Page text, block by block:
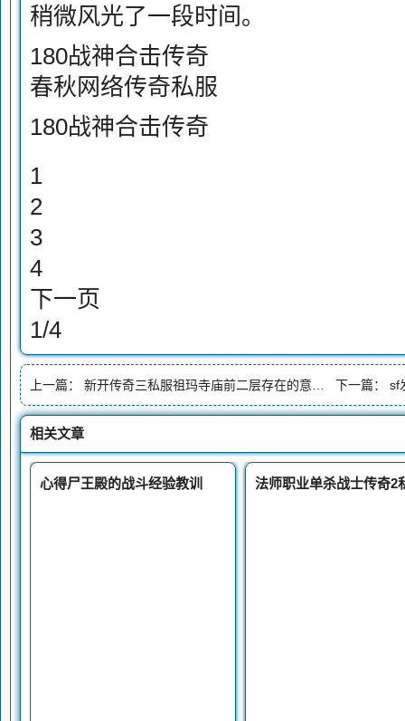
稍微风光了一段时间。
180战神合击传奇
春秋网络传奇私服
180战神合击传奇
1
2
3
4
下一页
1/4
上一篇： 新开传奇三私服祖玛寺庙前二层存在的意义何在 下一篇： sf
相关文章
心得尸王殿的战斗经验教训